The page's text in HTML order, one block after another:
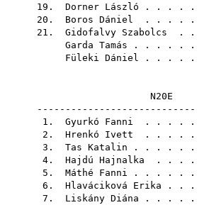
19. Dorner László . . . .
20. Boros Dániel . . . .
21. Gidofalvy Szabolcs .
Garda Tamás . . . . .
Füleki Dániel . . . .
1. Gyurkó Fanni . . . .
2. Hrenkó Ivett . . . .
3. Tas Katalin . . . . .
4. Hajdú Hajnalka . . .
5. Máthé Fanni . . . . .
6. Hlaváciková Erika . .
7. Liskány Diána . . . .